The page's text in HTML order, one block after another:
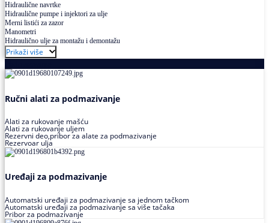
Hidraulične navrtke
Hidraulične pumpe i injektori za ulje
Merni listići za zazor
Manometri
Hidraulično ulje za montažu i demontažu
Prikaži više
Ručni alati za podmazivanje
Alati za rukovanje mašću
Alati za rukovanje uljem
Rezervni deo,pribor za alate za podmazivanje
Rezervoar ulja
Uređaji za podmazivanje
Automatski uređaji za podmazivanje sa jednom tačkom
Automatski uređaji za podmazivanje sa više tačaka
Pribor za podmazivanje